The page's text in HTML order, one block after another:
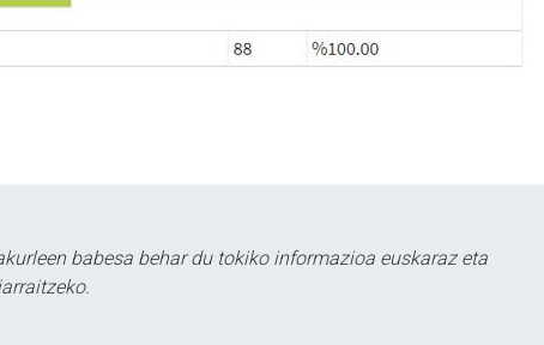
babesa behar du tokiko informazioa euskaraz eta